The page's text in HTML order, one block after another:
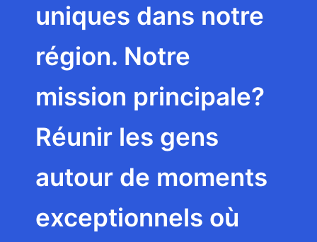
uniques dans notre
région. Notre
mission principale?
Réunir les gens
autour de moments
exceptionnels où